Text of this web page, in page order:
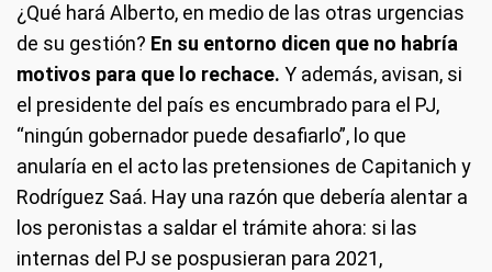
¿Qué hará Alberto, en medio de las otras urgencias
de su gestión? En su entorno dicen que no habría
motivos para que lo rechace. Y además, avisan, si
el presidente del país es encumbrado para el PJ,
“ningún gobernador puede desafiarlo”, lo que
anularía en el acto las pretensiones de Capitanich y
Rodríguez Saá. Hay una razón que debería alentar a
los peronistas a saldar el trámite ahora: si las
internas del PJ se pospusieran para 2021,